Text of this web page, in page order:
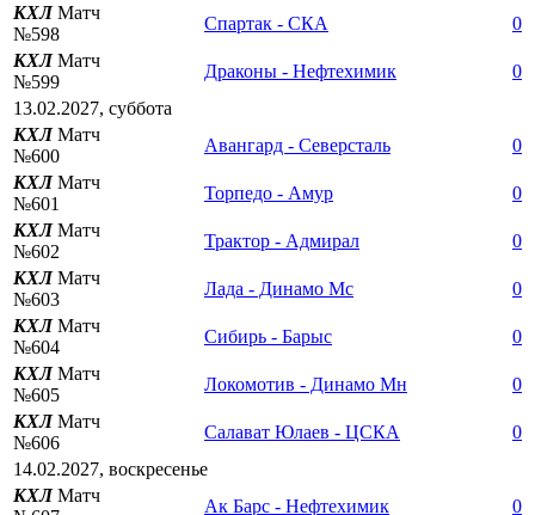
КХЛМатч
№598
Спартак - СКА
0
КХЛМатч
№599
Драконы - Нефтехимик
0
13.02.2027, суббота
КХЛМатч
№600
Авангард - Северсталь
0
КХЛМатч
№601
Торпедо - Амур
0
КХЛМатч
№602
Трактор - Адмирал
0
КХЛМатч
№603
Лада - Динамо Мс
0
КХЛМатч
№604
Сибирь - Барыс
0
КХЛМатч
№605
Локомотив - Динамо Мн
0
КХЛМатч
№606
Салават Юлаев - ЦСКА
0
14.02.2027, воскресенье
КХЛМатч
Ак Барс - Нефтехимик
0